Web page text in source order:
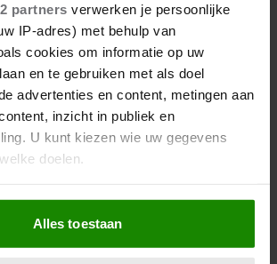
partners verwerken je persoonlijke
IP-adres) met behulp van
cookies om informatie op uw
en te gebruiken met als doel
advertenties en content, metingen aan
inzicht in publiek en
U kunt kiezen wie uw gegevens
doelen.
willen we ook graag:
verzamelen over uw geografische
een paar meter nauwkeurig kan zijn
Alles toestaan